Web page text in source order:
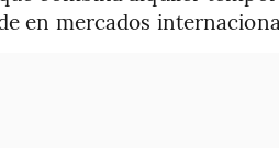
en mercados